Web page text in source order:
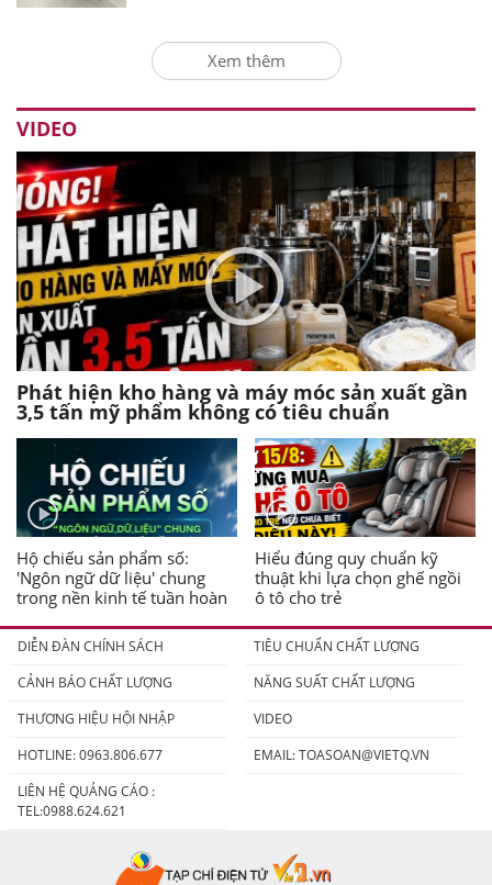
Xem thêm
VIDEO
Phát hiện kho hàng và máy móc sản xuất gần
3,5 tấn mỹ phẩm không có tiêu chuẩn
Hộ chiếu sản phẩm số:
'Ngôn ngữ dữ liệu' chung
trong nền kinh tế tuần hoàn
Hiểu đúng quy chuẩn kỹ
thuật khi lựa chọn ghế ngồi
ô tô cho trẻ
DIỄN ĐÀN CHÍNH SÁCH
TIÊU CHUẨN CHẤT LƯỢNG
CẢNH BÁO CHẤT LƯỢNG
NĂNG SUẤT CHẤT LƯỢNG
THƯƠNG HIỆU HỘI NHẬP
VIDEO
HOTLINE: 0963.806.677
EMAIL:TOASOAN@VIETQ.VN
LIÊN HỆ QUẢNG CÁO :
TEL:0988.624.621